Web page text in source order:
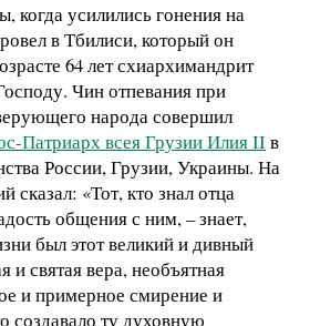
когда усилились гонения на
в Тбилиси, который он
64 лет схиархимандрит
Чин отпевания при
народа совершил
Патриарх всея Грузии Илия IIв
России, Грузии, Украины. На
сказал: «Тот, кто знал отца
общения с ним, – знает,
был этот великий и дивный
и святая вера, необъятная
и примерное смирение и
создавало ту духовную